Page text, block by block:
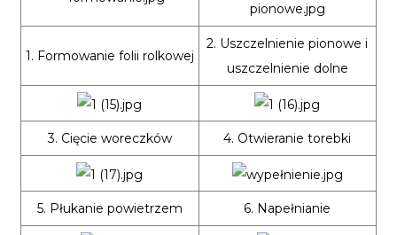
1. Formowanie folii rolkowej
2. Uszczelnienie pionowe i
uszczelnienie dolne
3. Cięcie woreczków 4. Otwieranie torebki
5. Płukanie powietrzem 6. Napełnianie